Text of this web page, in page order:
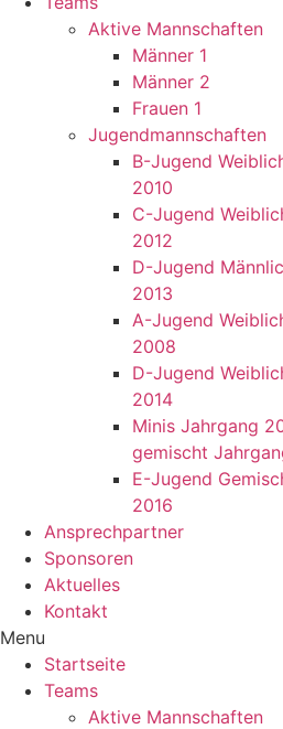
Aktive Mannschaften
Männer 1
Männer 2
Frauen 1
Jugendmannschaften
B-Jugend
2010
C-Jugend
2012
D-Jugend
2013
A-Jugend
2008
D-Jugend
2014
Minis Jahrgang
gemischt
E-Jugend
2016
Ansprechpartner
Sponsoren
Aktuelles
Kontakt
Menu
Startseite
Teams
Aktive Mannschaften